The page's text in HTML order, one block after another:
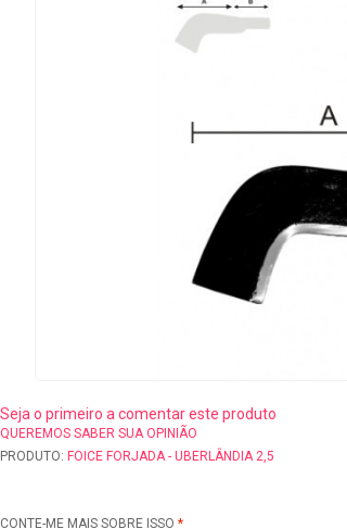
Seja o primeiro a comentar este produto
QUEREMOS SABER SUA OPINIÃO
PRODUTO: FOICE FORJADA - UBERLÂNDIA 2,5
CONTE-ME MAIS SOBRE ISSO